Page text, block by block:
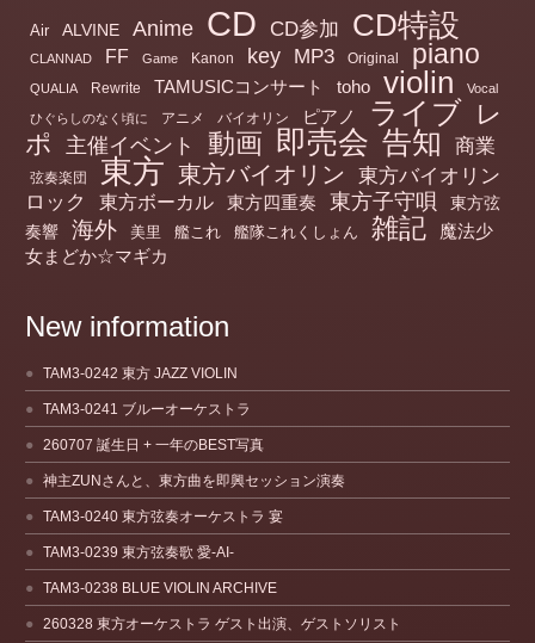
Air ALVINE Anime CD CD参加 CD特設
CLANNAD FF Game Kanon key MP3 Original piano
QUALIA Rewrite TAMUSICコンサート toho violin Vocal
ひぐらしのなく頃に アニメ バイオリン ピアノ ライブ レ
ポ
主催イベント 動画 即売会 告知 商業
弦奏楽団 東方 東方バイオリン
東方バイオリン
ロック
東方ボーカル 東方四重奏 東方子守唄
東方弦
奏響
海外 美里 艦これ 艦隊これくしょん 雑記
魔法少
女まどか☆マギカ
New information
TAM3-0242 東方 JAZZ VIOLIN
TAM3-0241 ブルーオーケストラ
260707 誕生日 + 一年のBEST写真
神主ZUNさんと、東方曲を即興セッション演奏
TAM3-0240 東方弦奏オーケストラ 宴
TAM3-0239 東方弦奏歌 愛-AI-
TAM3-0238 BLUE VIOLIN ARCHIVE
260328 東方オーケストラ ゲスト出演、ゲストソリスト